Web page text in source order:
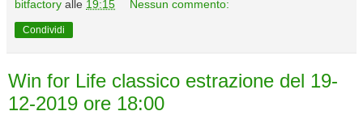
bitfactory alle 19:15 Nessun commento:
Condividi
Win for Life classico estrazione del 19-
12-2019 ore 18:00